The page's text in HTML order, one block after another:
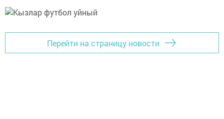
Перейти на страницу новости